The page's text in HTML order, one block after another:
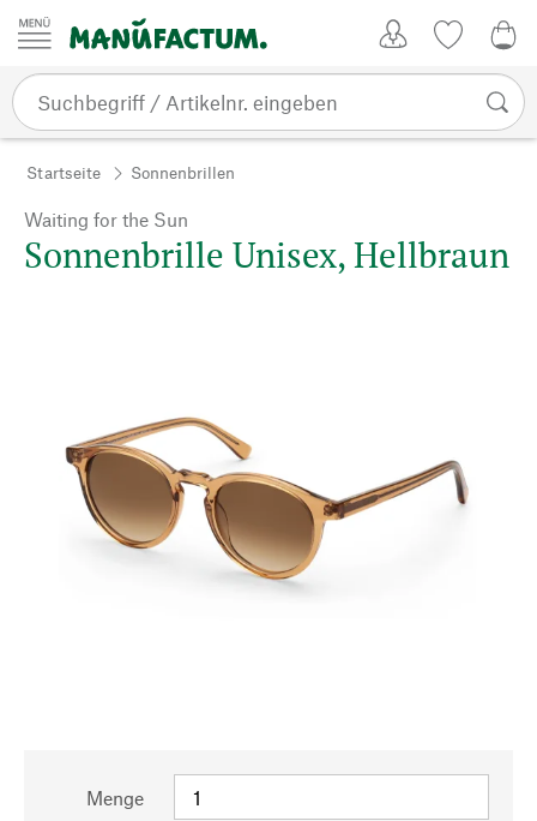
Zum Inhalt springen
Startseite Sonnenbrillen
Waiting for the Sun
Sonnenbrille Unisex, Hellbraun
Menge